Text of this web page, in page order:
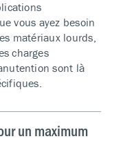
vous ayez besoin
matériaux lourds,
charges
sont là
un maximum